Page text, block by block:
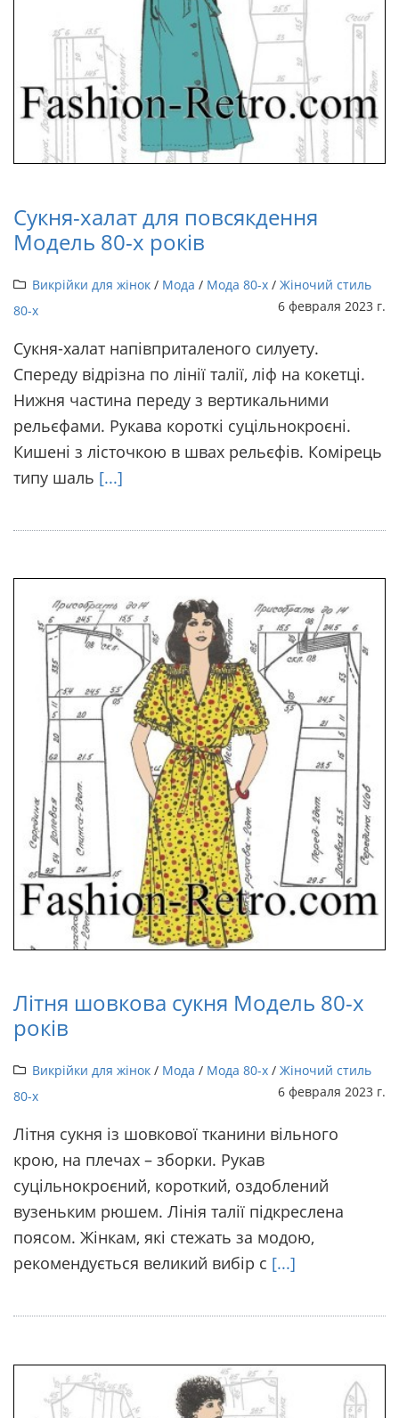
Сукня-халат для повсякдення
Модель 80-х років
Викрійки для жінок/ Мода / Мода 80-х/ Жіночий стиль
80-х
6 февраля 2023 г.
Сукня-халат напівприталеного силуету.
Спереду відрізна по лінії талії, ліф на кокетці.
Нижня частина переду з вертикальними
рельєфами. Рукава короткі суцільнокроєні.
Кишені з лісточкою в швах рельєфів. Комірець
типу шаль [...]
Літня шовкова сукня Модель 80-х
років
Викрійки для жінок/ Мода / Мода 80-х/ Жіночий стиль
80-х
6 февраля 2023 г.
Літня сукня із шовкової тканини вільного
крою, на плечах – зборки. Рукав
суцільнокроєний, короткий, оздоблений
вузеньким рюшем. Лінія талії підкреслена
поясом. Жінкам, які стежать за модою,
рекомендується великий вибір с [...]